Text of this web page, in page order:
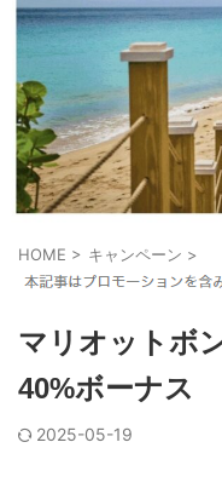
HOME > キャンペーン >
マリオットボ
40%ボーナス
2025-05-19